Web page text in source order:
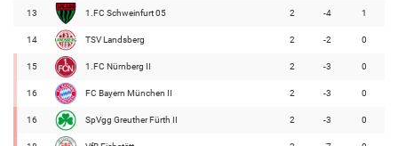
13 1.FC Schweinfurt 05 2 -4 1
14 TSV Landsberg 2 -2 0
15 1.FC Nürnberg II 2 -3 0
16 FC Bayern München II 2 -3 0
16 SpVgg Greuther Fürth II 2 -3 0